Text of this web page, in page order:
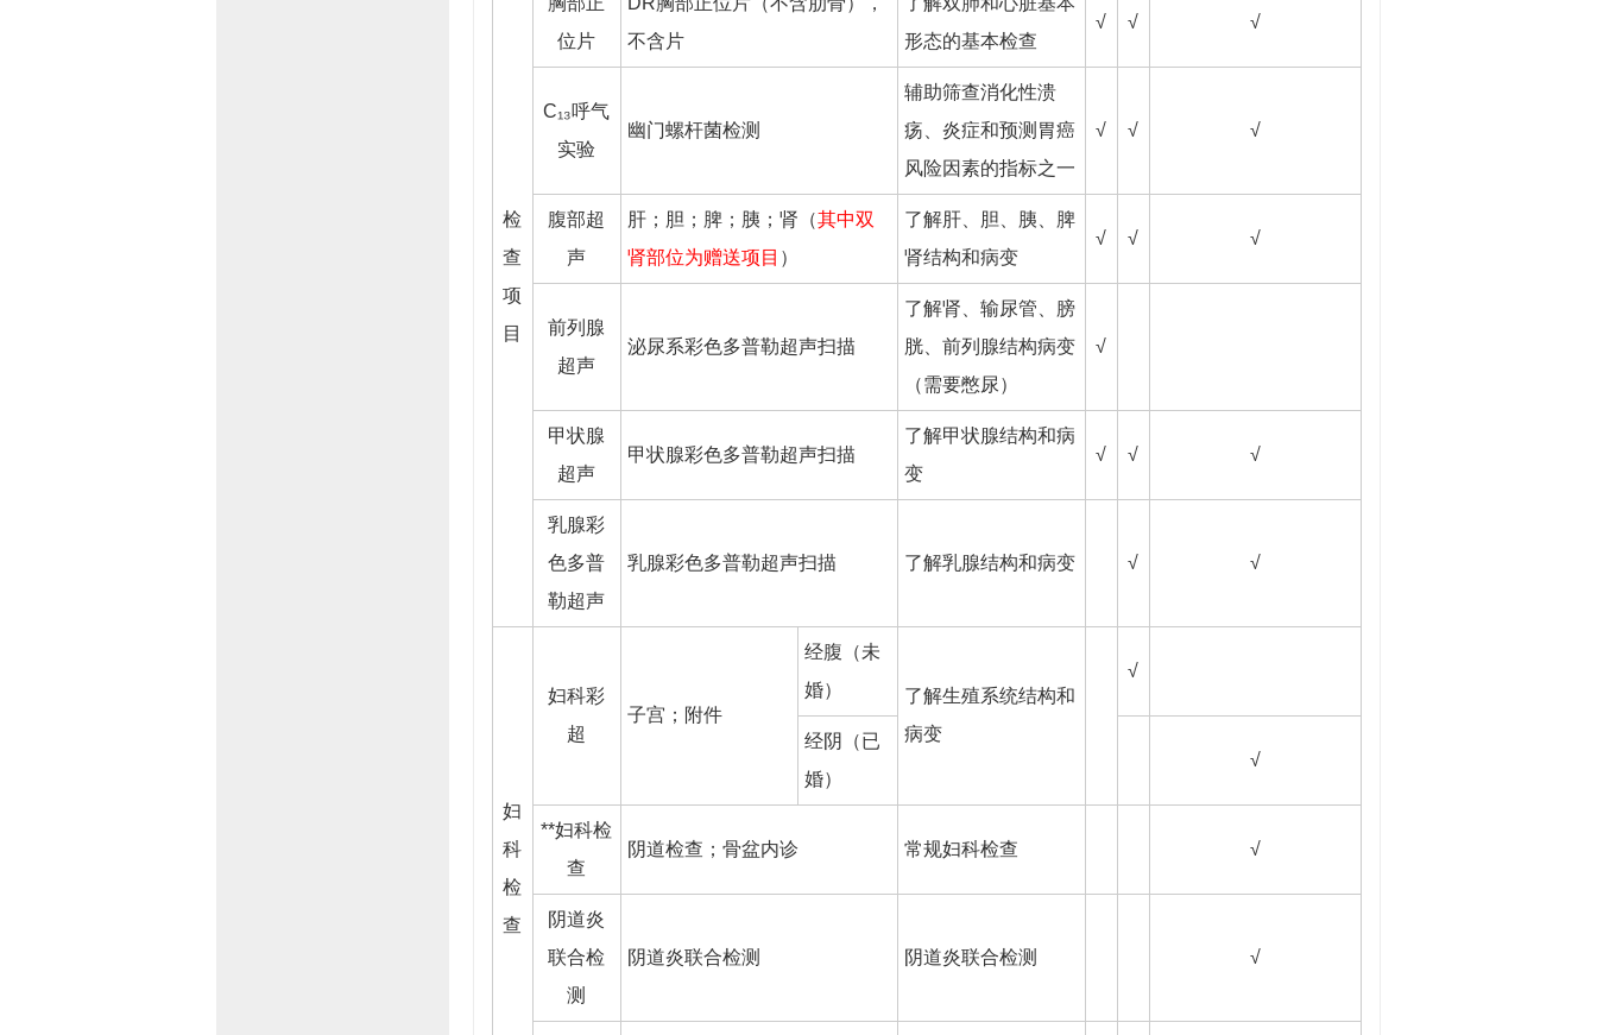
检
查
项
目
位片
不含片
形态的基本检查
√ √ √
C₁₃呼气
实验
幽门螺杆菌检测
辅助筛查消化性溃
疡、炎症和预测胃癌
风险因素的指标之一
√ √ √
腹部超
声
肝；胆；脾；胰；肾（其中双
肾部位为赠送项目 ）
了解肝、胆、胰、脾
肾结构和病变
√ √ √
前列腺
超声
泌尿系彩色多普勒超声扫描
了解肾、输尿管、膀
胱、前列腺结构病变
（需要憋尿）
√
甲状腺
超声
甲状腺彩色多普勒超声扫描
了解甲状腺结构和病
变
√ √ √
乳腺彩
色多普
勒超声
乳腺彩色多普勒超声扫描 了解乳腺结构和病变 √ √
妇
科
检
查
妇科彩
超
子宫；附件
经腹（未
婚）
了解生殖系统结构和
病变
√
经阴（已
婚）
√
**妇科检
查
阴道检查；骨盆内诊 常规妇科检查 √
阴道炎
联合检
测
阴道炎联合检测 阴道炎联合检测 √